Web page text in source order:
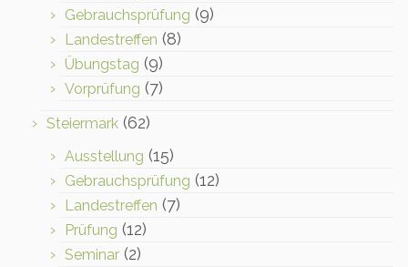
Gebrauchsprüfung (9)
Landestreffen (8)
Übungstag (9)
Vorprüfung (7)
Steiermark (62)
Ausstellung (15)
Gebrauchsprüfung (12)
Landestreffen (7)
Prüfung (12)
Seminar (2)